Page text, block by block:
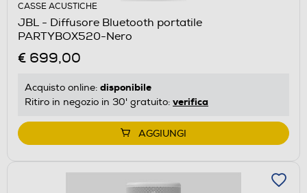
CASSE ACUSTICHE
JBL - Diffusore Bluetooth portatile
PARTYBOX520-Nero
€ 699,00
Acquisto online: disponibile
Ritiro in negozio in 30' gratuito: verifica
AGGIUNGI